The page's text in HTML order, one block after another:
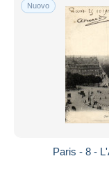
Nuovo
Paris - 8 -